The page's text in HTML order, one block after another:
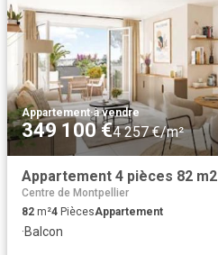
Appartement·à vendre
349 100 €4 257 €/m²
Appartement 4 pièces 82 m2
Centre de Montpellier
82 m²4 PiècesAppartement
·Balcon